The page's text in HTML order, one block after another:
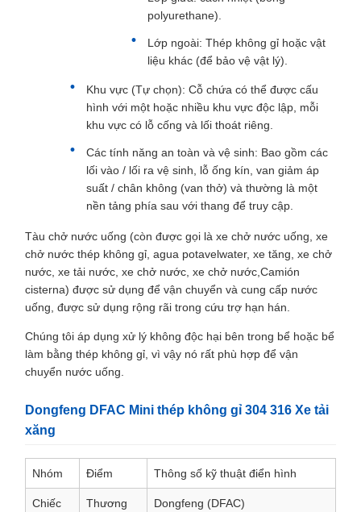
polyurethane).
Lớp ngoài: Thép không gỉ hoặc vật
liệu khác (để bảo vệ vật lý).
Khu vực (Tự chọn): Cỗ chứa có thể được cấu
hình với một hoặc nhiều khu vực độc lập, mỗi
khu vực có lỗ cống và lối thoát riêng.
Các tính năng an toàn và vệ sinh: Bao gồm các
lối vào / lối ra vệ sinh, lỗ ống kín, van giảm áp
suất / chân không (van thở) và thường là một
nền tảng phía sau với thang để truy cập.
Tàu chở nước uống (còn được gọi là xe chở nước uống, xe
chở nước thép không gỉ, agua potavelwater, xe tăng, xe chở
nước, xe tải nước, xe chở nước, xe chở nước,Camión
cisterna) được sử dụng để vận chuyển và cung cấp nước
uống, được sử dụng rộng rãi trong cứu trợ hạn hán.
Chúng tôi áp dụng xử lý không độc hại bên trong bể hoặc bể
làm bằng thép không gỉ, vì vậy nó rất phù hợp để vận
chuyển nước uống.
Dongfeng DFAC Mini thép không gỉ 304 316 Xe tải
xăng
Nhóm Điểm Thông số kỹ thuật điển hình
Chiếc
Thương
Dongfeng (DFAC)